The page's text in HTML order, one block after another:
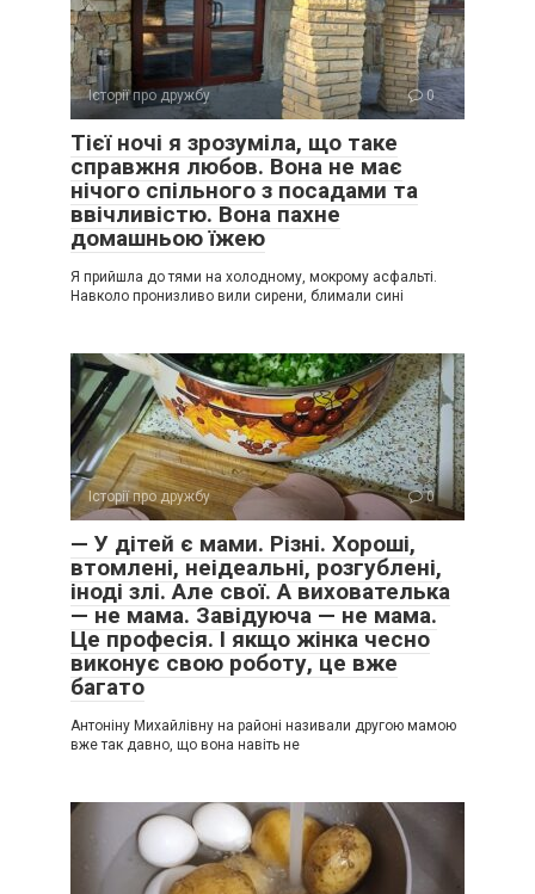
Історії про дружбу 0
Тієї ночі я зрозуміла, що таке
справжня любов. Вона не має
нічого спільного з посадами та
ввічливістю. Вона пахне
домашньою їжею
Я прийшла до тями на холодному, мокрому асфальті.
Навколо пронизливо вили сирени, блимали сині
Історії про дружбу 0
— У дітей є мами. Різні. Хороші,
втомлені, неідеальні, розгублені,
іноді злі. Але свої. А вихователька
— не мама. Завідуюча — не мама.
Це професія. І якщо жінка чесно
виконує свою роботу, це вже
багато
Антоніну Михайлівну на районі називали другою мамою
вже так давно, що вона навіть не